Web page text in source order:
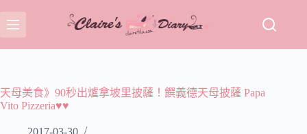
至
主
容
天母美食》90秒出爐拿坡里披薩！饌義德天母披薩 Papa
Vito Pizzeria♥♥
2017-03-30